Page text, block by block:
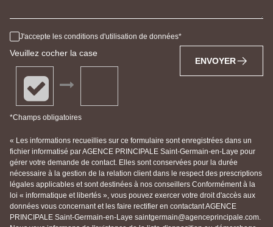
J'accepte les conditions d'utilisation de données
Veuillez cocher la case
*Champs obligatoires
ENVOYER
« Les informations recueillies sur ce formulaire sont enregistrées dans un
fichier informatisé par AGENCE PRINCIPALE Saint-Germain-en-Laye pour
gérer votre demande de contact. Elles sont conservées pour la durée
nécessaire à la gestion de la relation client dans le respect des prescriptions
légales applicables et sont destinées à nos conseillers Conformément à la
loi « informatique et libertés », vous pouvez exercer votre droit d'accès aux
données vous concernant et les faire rectifier en contactant AGENCE
PRINCIPALE Saint-Germain-en-Laye saintgermain@agenceprincipale.com.